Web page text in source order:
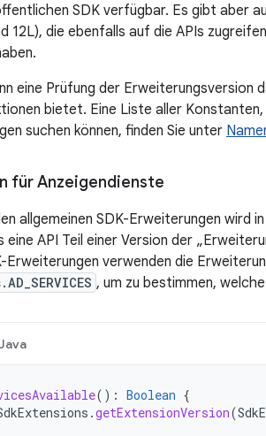
SDK verfügbar. Es gibt aber
12L), die ebenfalls auf die APIs
eine Prüfung der
bietet. Eine Liste aller
suchen können, finden Sie unter
für Anzeigendienste
allgemeinen SDK-Erweiterungen wird
eine API Teil einer Version der
Erweiterungen verwenden die
, um zu bestimmen,
(): Boolean {
.getExtensionVersion(